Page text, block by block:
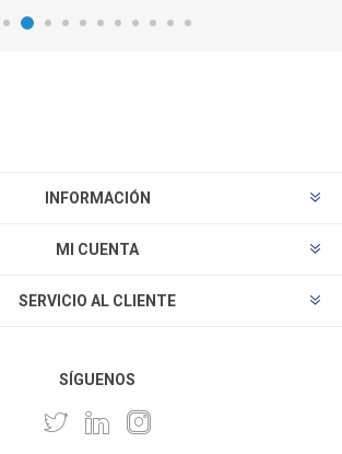
INFORMACIÓN
MI CUENTA
SERVICIO AL CLIENTE
SÍGUENOS